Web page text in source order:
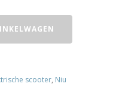
scooter, Niu